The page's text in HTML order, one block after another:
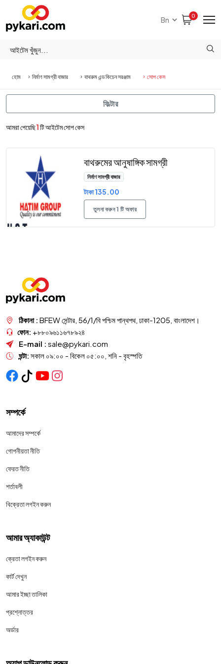
0
হোম নির্মাণ সামগ্রী বাজার বাথরুম এন্ড কিচেন সরঞ্জাম সোপ কেস
আমরা পেয়েছি1টি আইটেম সোপ কেস
বাথরুমের আনুষাঙ্গিক সামগ্রী
নির্মাণ সামগ্রী বাজার
টাকা 135.00
তুলনা করুন 1 টি অফার
ফিল্টার
ঠিকানা : BFEW সেন্টার, 56/1/বি পশ্চিম পান্থপথ, ঢাকা-1205, বাংলাদেশ।
ফোন: +৮৮০৯৬১১৬৭৮৯২৪
E-mail : sale@pykari.com
ঘন্টা: সকাল ০৯:০০ - বিকেল ০৫:০০, শনি - বৃহস্পতি
সম্পর্কে
আমাদের সম্পর্কে
গোপনীয়তা নীতি
ফেরত নীতি
শর্তাবলী
বিক্রেতা লগইন করুন
আমার অ্যাকাউন্ট
ক্রেতা লগইন করুন
কার্ট দেখুন
আমার ইচ্ছা তালিকা
প্রশ্নোত্তর
অর্ডার